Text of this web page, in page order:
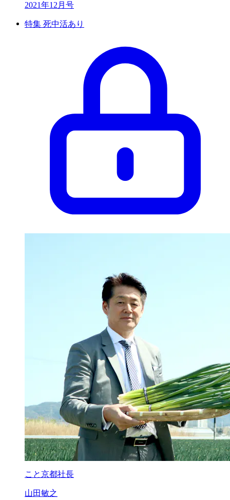
2021年12月号
特集 死中活あり
こと京都社長
山田敏之